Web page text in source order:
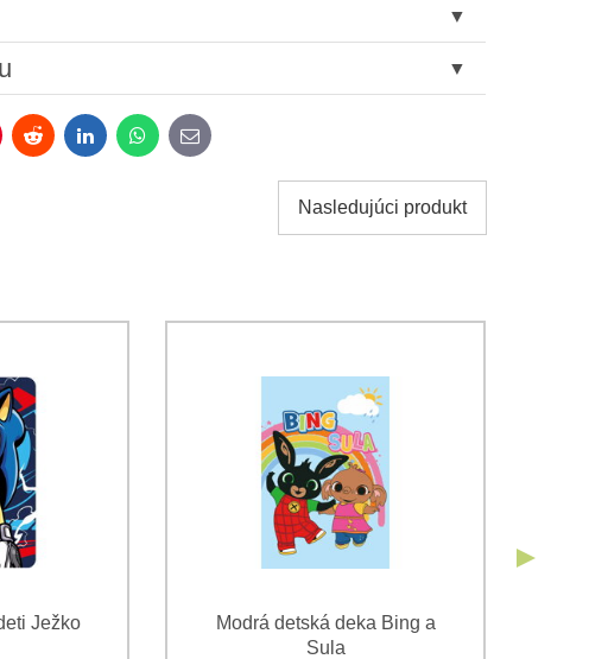
Ochrany osobných údajovspoločnosti Bomba s.r.o.
Reddit LinkedInWhatsApp
E-
mail
Nasledujúci produkt
Ježko
Modrá detská deka Bing a
Sula